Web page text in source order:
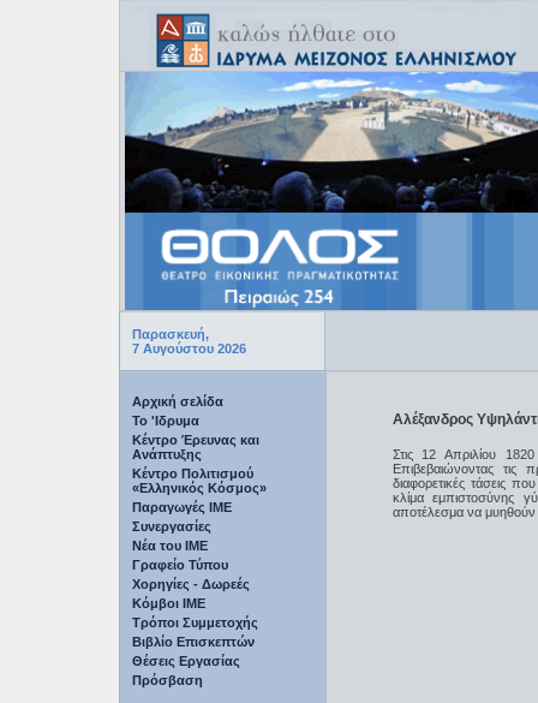
Παρασκευή,
7 Αυγούστου 2026
Αρχική σελίδα
Το 'Ιδρυμα
Κέντρο Έρευνας και
Ανάπτυξης
Κέντρο Πολιτισμού
«Ελληνικός Κόσμος»
Παραγωγές IME
Συνεργασίες
Νέα του ΙΜΕ
Γραφείο Τύπου
Χορηγίες - Δωρεές
Κόμβοι ΙΜΕ
Τρόποι Συμμετοχής
Βιβλίο Επισκεπτών
Θέσεις Εργασίας
Πρόσβαση
Αλέξανδρος
Στις 12 Απριλίου
Επιβεβαιώνοντας τις
διαφορετικές τάσεις
κλίμα εμπιστοσύνης
αποτέλεσμα να μυηθούν